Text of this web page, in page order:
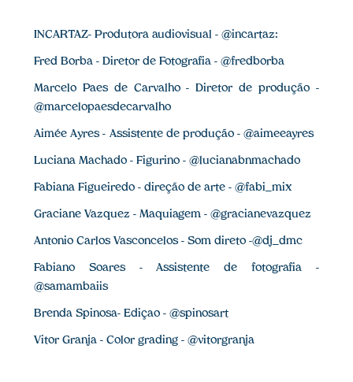
INCARTAZ- Produtora audiovisual - @incartaz:
Fred Borba - Diretor de Fotografia - @fredborba
Marcelo Paes de Carvalho - Diretor de produção -
@marcelopaesdecarvalho
Aimée Ayres - Assistente de produção - @aimeeayres
Luciana Machado - Figurino - @lucianabnmachado
Fabiana Figueiredo - direção de arte - @fabi_mix
Graciane Vazquez - Maquiagem - @gracianevazquez
Antonio Carlos Vasconcelos - Som direto -@dj_dmc
Fabiano Soares - Assistente de fotografia -
@samambaiis
Brenda Spinosa- Ediçao - @spinosart
Vitor Granja - Color grading - @vitorgranja